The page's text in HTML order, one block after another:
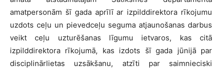
amatpersonām šī gada aprīlī ar izpilddirektora rīkojumu
uzdots ceļu un pievedceļu seguma atjaunošanas darbus
veikt ceļu uzturēšanas līgumu ietvaros, kas citā
izpilddirektora rīkojumā, kas izdots šī gada jūnijā par
disciplinārlietas uzsākšanu, atzīti par saimnieciski